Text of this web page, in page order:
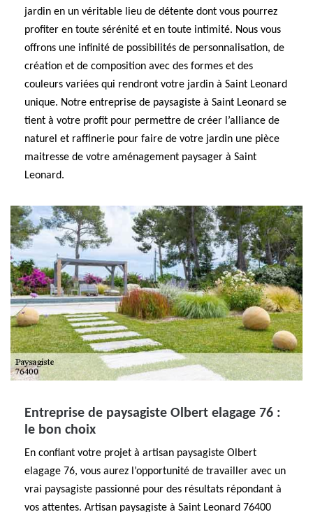
jardin en un véritable lieu de détente dont vous pourrez
profiter en toute sérénité et en toute intimité. Nous vous
offrons une infinité de possibilités de personnalisation, de
création et de composition avec des formes et des
couleurs variées qui rendront votre jardin à Saint Leonard
unique. Notre entreprise de paysagiste à Saint Leonard se
tient à votre profit pour permettre de créer l’alliance de
naturel et raffinerie pour faire de votre jardin une pièce
maitresse de votre aménagement paysager à Saint
Leonard.
Entreprise de paysagiste Olbert elagage 76 :
le bon choix
En confiant votre projet à artisan paysagiste Olbert
elagage 76, vous aurez l’opportunité de travailler avec un
vrai paysagiste passionné pour des résultats répondant à
vos attentes. Artisan paysagiste à Saint Leonard 76400